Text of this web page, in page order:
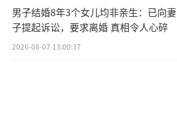
男子结婚8年3个女儿均非亲生：已向妻
子提起诉讼，要求离婚 真相令人心碎
2026-08-07 13:00:37